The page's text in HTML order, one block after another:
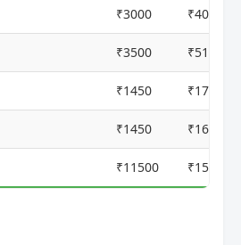
₹3000 ₹4010
₹3500 ₹5160
₹1450 ₹1760
₹1450 ₹1660
₹11500 ₹15510